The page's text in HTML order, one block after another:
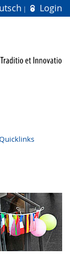
Login
Quicklinks